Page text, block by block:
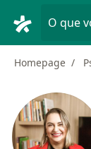
O que
Homepage